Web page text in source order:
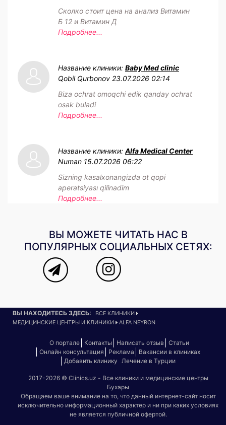
Сколко стоит цена на анализ Витамин
Б 12 и Витамин Д
Подробнее...
Название клиники: Baby Med clinic
Qobil Qurbonov 23.07.2026 02:14
Biza ochrat omoqchi edik qanday ochrat
osak buladi
Подробнее...
Название клиники: Alfa Medical Center
Numan 15.07.2026 06:22
Sizning kasalxonangizda ot qopi
aperatsiyası qilinadim
Подробнее...
ВЫ МОЖЕТЕ ЧИТАТЬ НАС В
ПОПУЛЯРНЫХ СОЦИАЛЬНЫХ СЕТЯХ:
ВЫ НАХОДИТЕСЬ ЗДЕСЬ:
ВСЕ КЛИНИКИ
МЕДИЦИНСКИЕ ЦЕНТРЫ И КЛИНИКИ
ALFA NEYRON
О портале Контакты Написать отзыв
Статьи
Онлайн консультация
Реклама
Вакансии в клиниках
Добавить клинику
Лечение в Турции
2017-2026 © Clinics.uz - Все клиники и медицинские центры
Бухары
Обращаем ваше внимание на то, что данный интернет-сайт носит
исключительно информационный характер и ни при каких условиях
не является публичной офертой.